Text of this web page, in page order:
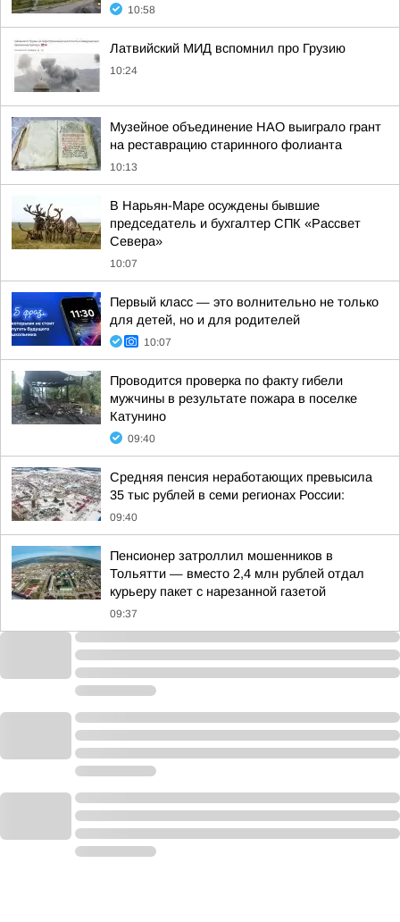
10:58
Латвийский МИД вспомнил про Грузию
10:24
Музейное объединение НАО выиграло грант
на реставрацию старинного фолианта
10:13
В Нарьян-Маре осуждены бывшие
председатель и бухгалтер СПК «Рассвет
Севера»
10:07
Первый класс — это волнительно не только
для детей, но и для родителей
10:07
Проводится проверка по факту гибели
мужчины в результате пожара в поселке
Катунино
09:40
Средняя пенсия неработающих превысила
35 тыс рублей в семи регионах России:
09:40
Пенсионер затроллил мошенников в
Тольятти — вместо 2,4 млн рублей отдал
курьеру пакет с нарезанной газетой
09:37